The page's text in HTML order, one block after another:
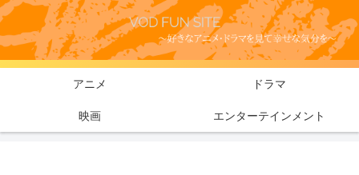
アニメ ドラマ
映画 エンターテインメント